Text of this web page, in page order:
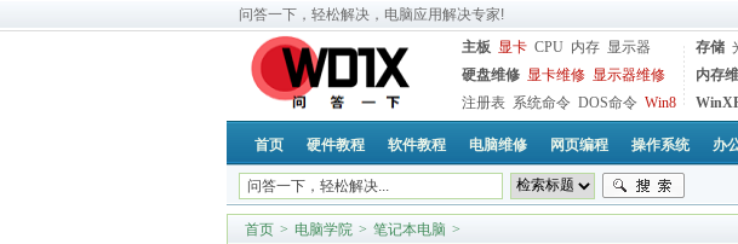
问答一下，轻松解决，电脑应用解决专家!
主板 显卡 CPU 内存 显示器
硬盘维修 显卡维修 显示器维修
注册表 系统命令 DOS命令 Win8
存储
内存
首页 硬件教程 软件教程 电脑维修 网页编程 操作系统 办
首页 > 电脑学院 > 笔记本电脑 >